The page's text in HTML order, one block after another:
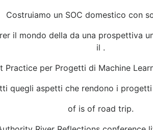
Costruiamo un SOC domestico con
il mondo della da una prospettiva
il .
Practice per Progetti di Machine
quegli aspetti che rendono i
of is of road trip.